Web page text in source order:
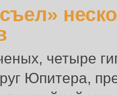
четыре
Юпитера,